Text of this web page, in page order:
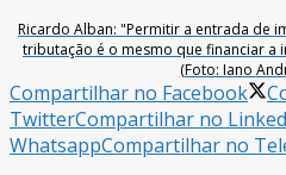
Ricardo Alban: "Permitir a entrada de
tributação é o mesmo que financiar a
(Foto: Iano
Compartilhar no Facebook
TwitterCompartilhar no
WhatsappCompartilhar no